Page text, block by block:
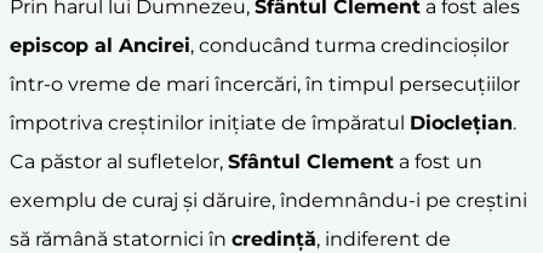
Prin harul lui Dumnezeu, Sfântul Clement a fost ales
episcop al Ancirei, conducând turma credincioșilor
într-o vreme de mari încercări, în timpul persecuțiilor
împotriva creștinilor inițiate de împăratul Dioclețian.
Ca păstor al sufletelor, Sfântul Clement a fost un
exemplu de curaj și dăruire, îndemnându-i pe creștini
să rămână statornici în credință, indiferent de